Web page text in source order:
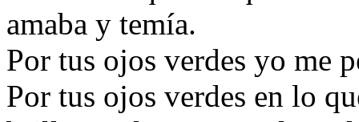
amaba y temía.
Por tus ojos verdes yo me
Por tus ojos verdes en lo